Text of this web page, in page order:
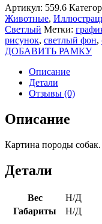
Артикул: 559.6
Животные,
Светлый Метки:
рисунок, светлый фон,
ДОБАВИТЬ РАМКУ
Описание
Детали
Отзывы (0)
Описание
Картина породы собак.
Детали
Вес
Н/Д
Габариты
Н/Д